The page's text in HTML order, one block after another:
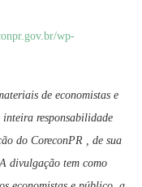
wp-
de economistas e
responsabilidade
do CoreconPR , de sua
divulgação tem como